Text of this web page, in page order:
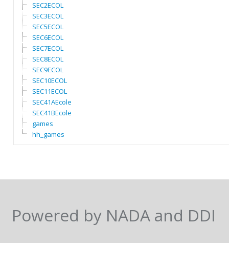
SEC2ECOL
SEC3ECOL
SEC5ECOL
SEC6ECOL
SEC7ECOL
SEC8ECOL
SEC9ECOL
SEC10ECOL
SEC11ECOL
SEC41AEcole
SEC41BEcole
games
hh_games
Powered by NADA and DDI